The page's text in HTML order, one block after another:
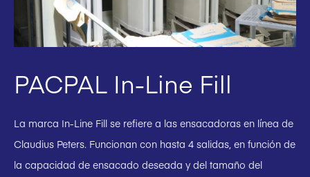
PACPAL In-Line Fill
La marca In-Line Fill se refiere a las ensacadoras en línea de
Claudius Peters. Funcionan con hasta 4 salidas, en función de
la capacidad de ensacado deseada y del tamaño del